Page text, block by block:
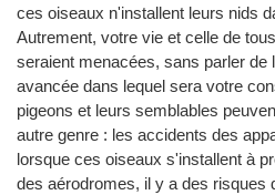
ces oiseaux n'installent leurs nids
Autrement, votre vie et celle de
seraient menacées, sans parler de
avancée dans lequel sera votre
pigeons et leurs semblables
autre genre : les accidents des
lorsque ces oiseaux s'installent à
des aérodromes, il y a des risques